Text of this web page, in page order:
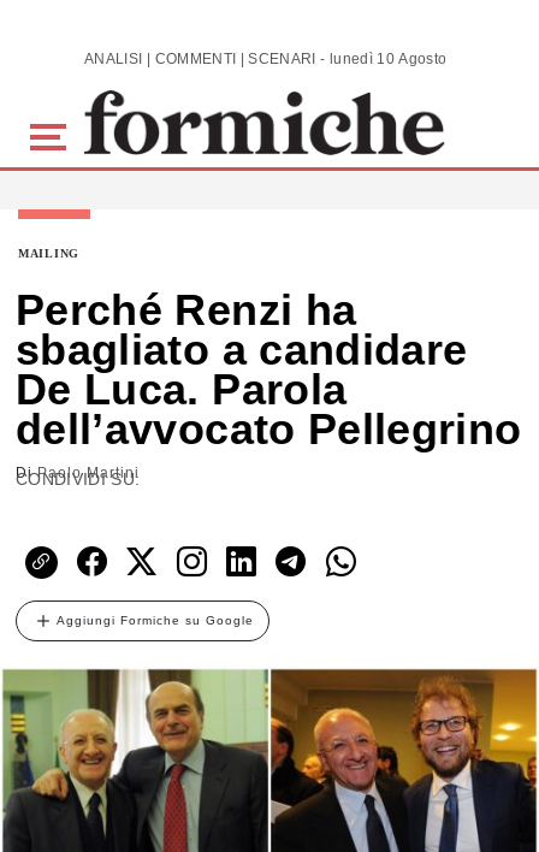
Skip to main content ANALISI | COMMENTI | SCENARI - lunedì 10 Agosto 2026
MAILING
Perché Renzi ha
sbagliato a candidare
De Luca. Parola
dell’avvocato Pellegrino
DiPaolo Martini
CONDIVIDI SU:
Aggiungi Formiche su Google